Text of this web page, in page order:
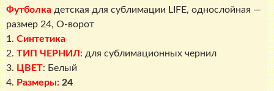
размер
24,
О-
ворот
Футболка детская для сублимации LIFE, однослойная —
размер 24, О-ворот
1. Синтетика
2. ТИП ЧЕРНИЛ : для сублимационных чернил
3. ЦВЕТ: Белый
4. Размеры: 24